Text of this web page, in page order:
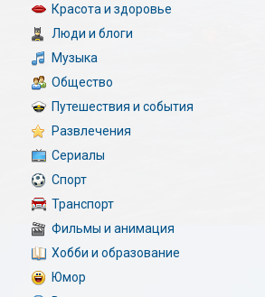
Красота и здоровье
Люди и блоги
Музыка
Общество
Путешествия и события
Развлечения
Сериалы
Спорт
Транспорт
Фильмы и анимация
Хобби и образование
Юмор